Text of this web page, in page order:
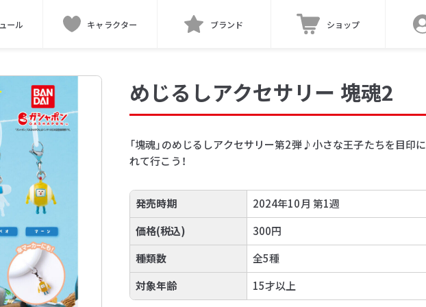
ール キャラクター ブランド ショップ
めじるしアクセサリー 塊魂2
「塊魂」のめじるしアクセサリー第2弾♪小さな王子たちを目印
れて行こう！
発売時期
2024年10月 第1週
価格(税込)
300円
種類数
全5種
対象年齢
15才以上